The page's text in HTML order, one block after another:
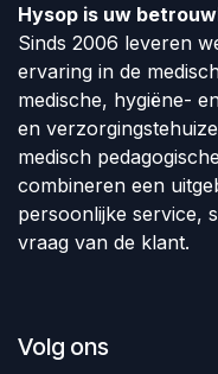
Hysop is uw
Sinds 2006 leveren
ervaring in de
medische, hygiëne-
en
medisch
combineren een
persoonlijke service,
vraag van de klant.
Volg ons